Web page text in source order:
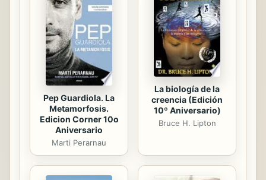
e interpretación de estos
gigantescos y crecientes volúmenes
de información, aunado a las
poderosísimas tecnologías
comunicacionales e informáticas,
disponen de un...
Pep Guardiola. La
Metamorfosis.
Edicion Corner 10o
Aniversario
Marti Perarnau
La biología de la
creencia (Edición
10º Aniversario)
Bruce H. Lipton